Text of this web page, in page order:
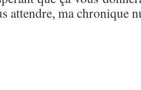
attendre, ma chronique